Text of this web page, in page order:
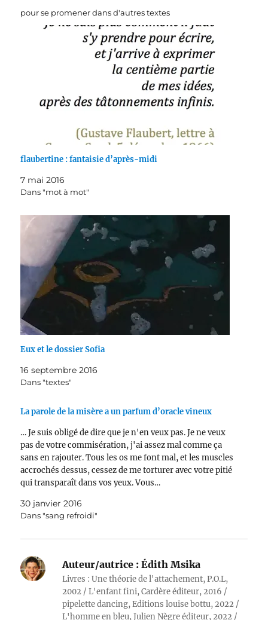
pour se promener dans d'autres textes
flaubertine : fantaisie d’après-midi
7 mai 2016
Dans "mot à mot"
Eux et le dossier Sofia
16 septembre 2016
Dans "textes"
La parole de la misère a un parfum d’oracle vineux
… Je suis obligé de dire que je n'en veux pas. Je ne veux
pas de votre commisération, j'ai assez mal comme ça
sans en rajouter. Tous les os me font mal, et les muscles
accrochés dessus, cessez de me torturer avec votre pitié
qui transparaît dans vos yeux. Vous…
30 janvier 2016
Dans "sang refroidi"
Auteur/autrice : Édith Msika
Livres : Une théorie de l'attachement, P.O.L,
2002 / L'enfant fini, Cardère éditeur, 2016 /
pipelette dancing, Editions louise bottu, 2022 /
L'homme en bleu, Julien Nègre éditeur, 2022 /